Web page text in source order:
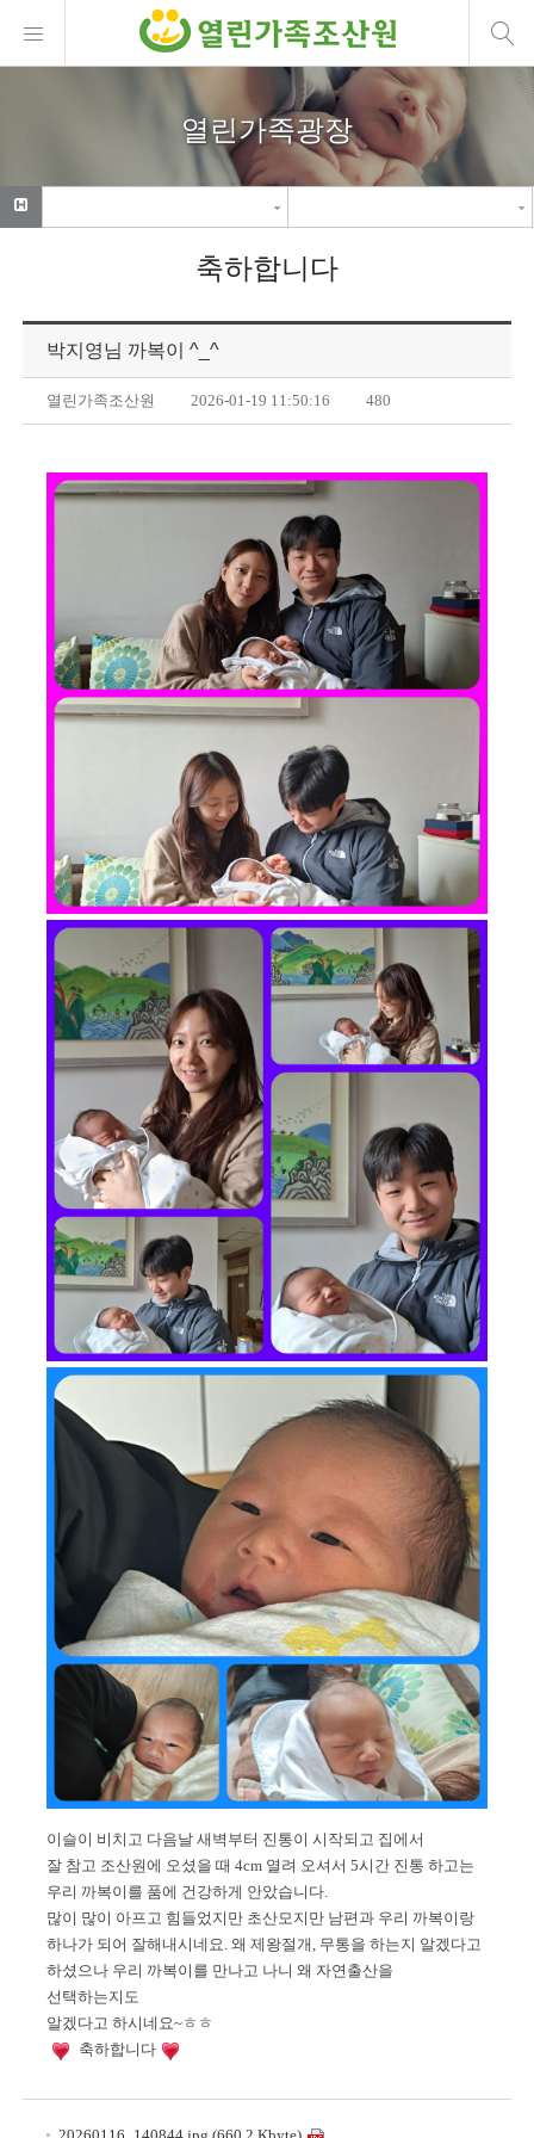
열린가족광장
축하합니다
박지영님 까복이 ^_^
열린가족조산원 2026-01-19 11:50:16 480
이슬이 비치고 다음날 새벽부터 진통이 시작되고 집에서
잘 참고 조산원에 오셨을 때 4cm 열려 오셔서 5시간 진통 하고는
우리 까복이를 품에 건강하게 안았습니다.
많이 많이 아프고 힘들었지만 초산모지만 남편과 우리 까복이랑
하나가 되어 잘해내시네요. 왜 제왕절개, 무통을 하는지 알겠다고
하셨으나 우리 까복이를 만나고 나니 왜 자연출산을
선택하는지도
알겠다고 하시네요~ㅎㅎ
축하합니다